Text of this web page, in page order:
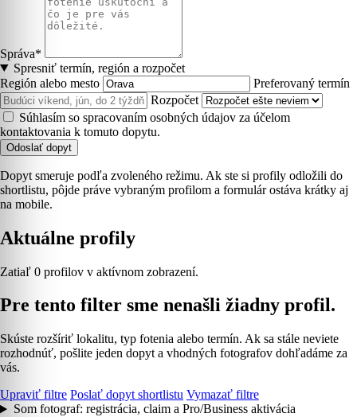
Správa*
Spresniť termín, región a rozpočet
Región alebo mesto
Preferovaný termín
Rozpočet
Súhlasím so spracovaním osobných údajov za účelom
kontaktovania k tomuto dopytu.
Odoslať dopyt
Dopyt smeruje podľa zvoleného režimu. Ak ste si profily odložili do
shortlistu, pôjde práve vybraným profilom a formulár ostáva krátky aj
na mobile.
Aktuálne profily
Zatiaľ 0 profilov v aktívnom zobrazení.
Pre tento filter sme nenašli žiadny profil.
Skúste rozšíriť lokalitu, typ fotenia alebo termín. Ak sa stále neviete
rozhodnúť, pošlite jeden dopyt a vhodných fotografov dohľadáme za
vás.
Upraviť filtre Poslať dopyt shortlistu Vymazať filtre
Som fotograf: registrácia, claim a Pro/Business aktivácia